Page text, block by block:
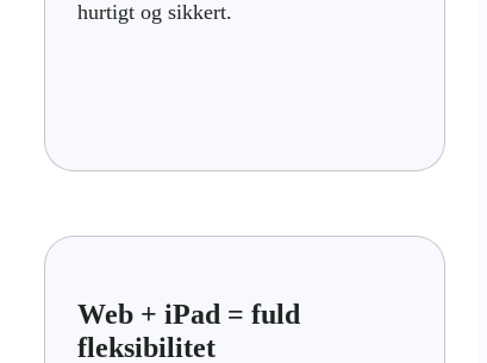
hurtigt og sikkert.
Web + iPad = fuld
fleksibilitet